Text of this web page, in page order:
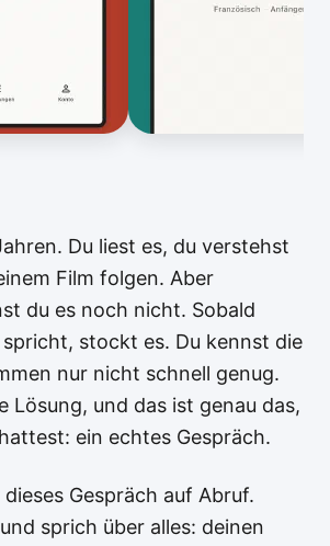
Du liest es, du verstehst
Film folgen. Aber
du es noch nicht. Sobald
stockt es. Du kennst die
nur nicht schnell genug.
Lösung, und das ist genau das,
ein echtes Gespräch.
Gespräch auf Abruf.
sprich über alles: deinen